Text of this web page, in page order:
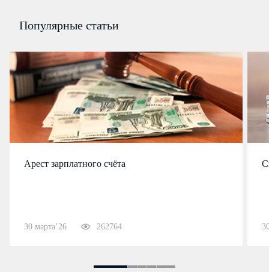
Популярные статьи
Арест зарплатного счёта
30 марта’26 262764